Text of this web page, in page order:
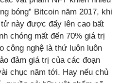
bóng” Bitcoin năm 2017, khi
này được đẩy lên cao bất
chóng mất đến 70% giá trị
công nghệ là thứ luôn luôn
đảm giá trị của các đoạn
chục năm tới. Hay nếu chủ